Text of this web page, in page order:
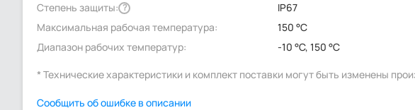
Степень защиты: ?
IP67
Максимальная рабочая температура:
150 °C
Диапазон рабочих температур:
-10 °C, 150 °C
* Технические характеристики и комплект поставки могут быть изменены
Сообщить об ошибке в описании